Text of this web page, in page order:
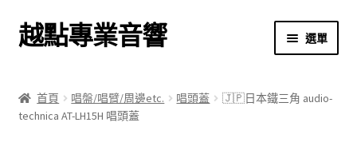
跳
至
覽
列
跳
至
要
內
越點專業音響 選單
商店
首頁 唱盤/唱臂/周邊etc. 唱頭蓋
🇯🇵日本鐵三角 audio-
technica AT-LH15H 唱頭蓋